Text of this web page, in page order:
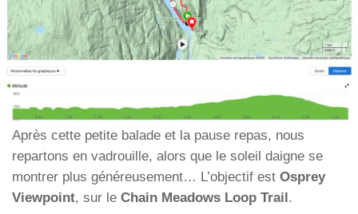
Après cette petite balade et la pause repas, nous
repartons en vadrouille, alors que le soleil daigne se
montrer plus généreusement… L’objectif est Osprey
Viewpoint, sur le Chain Meadows Loop Trail .